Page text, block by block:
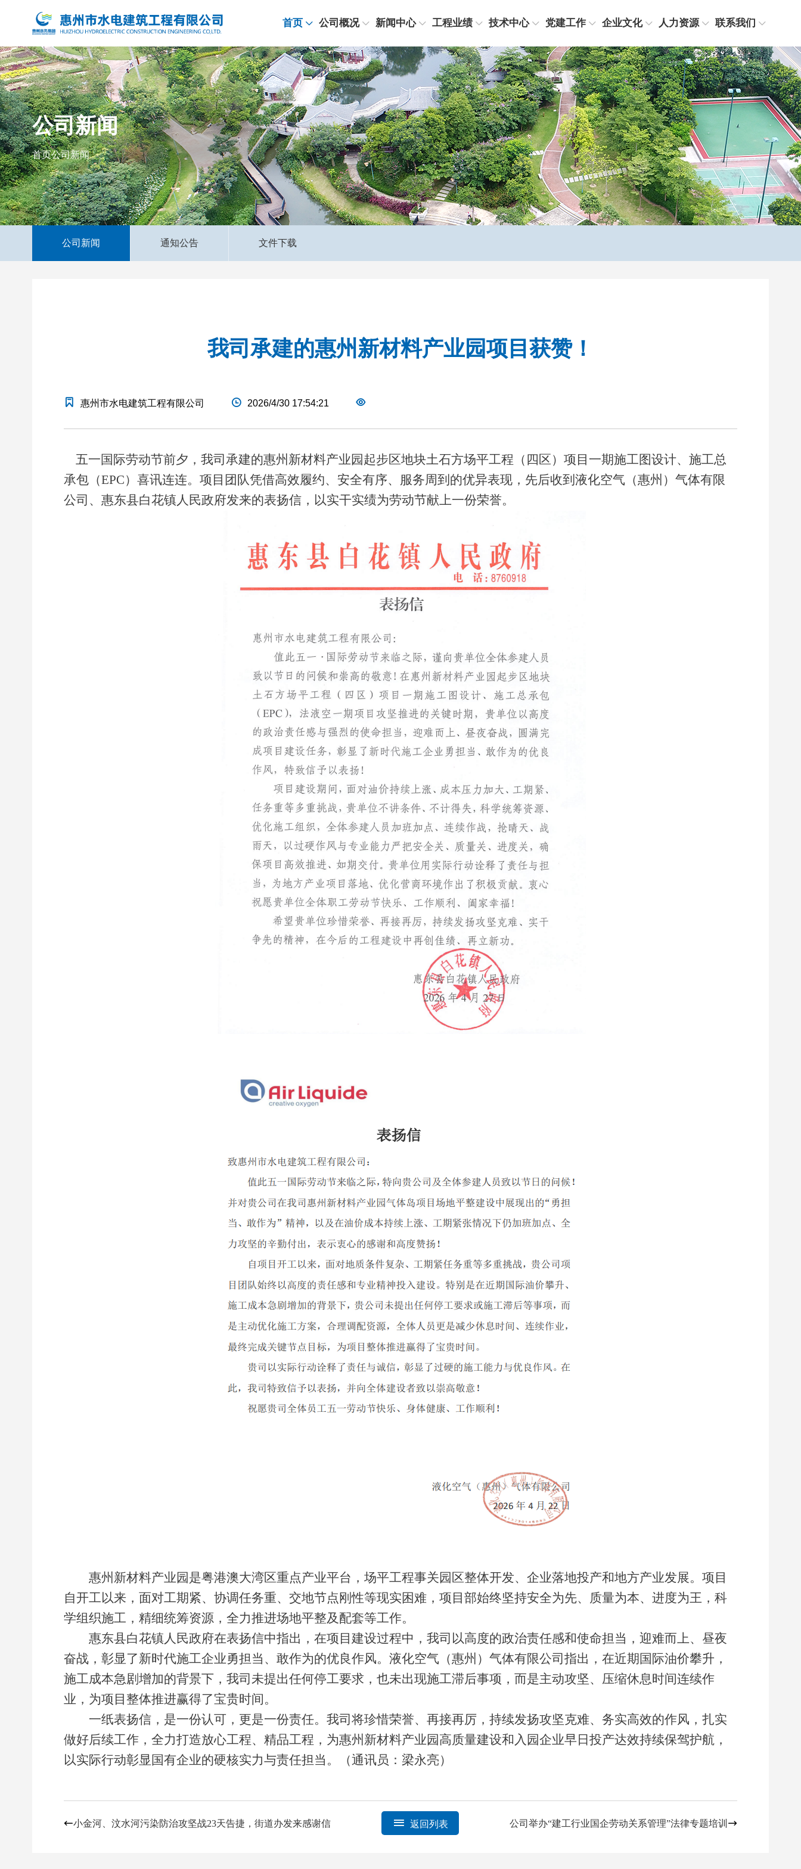
首页 公司概况 新闻中心 工程业绩 技术中心 党建工作 企业文化 人力资源 联系我们
公司新闻
首页公司新闻
公司新闻 通知公告 文件下载
我司承建的惠州新材料产业园项目获赞！
惠州市水电建筑工程有限公司 2026/4/30 17:54:21
五一国际劳动节前夕，我司承建的惠州新材料产业园起步区地块土石方场平工程（四区）项目一期施工图设计、施工总
承包（EPC）喜讯连连。项目团队凭借高效履约、安全有序、服务周到的优异表现，先后收到液化空气（惠州）气体有限
公司、惠东县白花镇人民政府发来的表扬信，以实干实绩为劳动节献上一份荣誉。
惠州新材料产业园是粤港澳大湾区重点产业平台，场平工程事关园区整体开发、企业落地投产和地方产业发展。项目
自开工以来，面对工期紧、协调任务重、交地节点刚性等现实困难，项目部始终坚持安全为先、质量为本、进度为王，科
学组织施工，精细统筹资源，全力推进场地平整及配套等工作。
惠东县白花镇人民政府在表扬信中指出，在项目建设过程中，我司以高度的政治责任感和使命担当，迎难而上、昼夜
奋战，彰显了新时代施工企业勇担当、敢作为的优良作风。液化空气（惠州）气体有限公司指出，在近期国际油价攀升，
施工成本急剧增加的背景下，我司未提出任何停工要求，也未出现施工滞后事项，而是主动攻坚、压缩休息时间连续作
业，为项目整体推进赢得了宝贵时间。
一纸表扬信，是一份认可，更是一份责任。我司将珍惜荣誉、再接再厉，持续发扬攻坚克难、务实高效的作风，扎实
做好后续工作，全力打造放心工程、精品工程，为惠州新材料产业园高质量建设和入园企业早日投产达效持续保驾护航，
以实际行动彰显国有企业的硬核实力与责任担当。（通讯员：梁永亮）
小金河、汶水河污染防治攻坚战23天告捷，街道办发来感谢信 返回列表 公司举办“建工行业国企劳动关系管理”法律专题培训